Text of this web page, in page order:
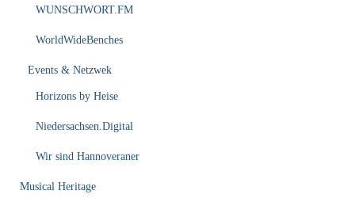
WUNSCHWORT.FM
WorldWideBenches
Events & Netzwek
Horizons by Heise
Niedersachsen.Digital
Wir sind Hannoveraner
Musical Heritage